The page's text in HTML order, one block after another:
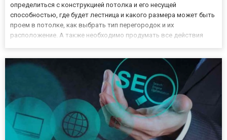
определиться с конструкцией потолка и его несущей
способностью, где будет лестница и какого размера может быть
проем в потолке, как выбрать тип перегородок и их
расположение. А также необходимо продумать все действия
сбора и вывоза п...